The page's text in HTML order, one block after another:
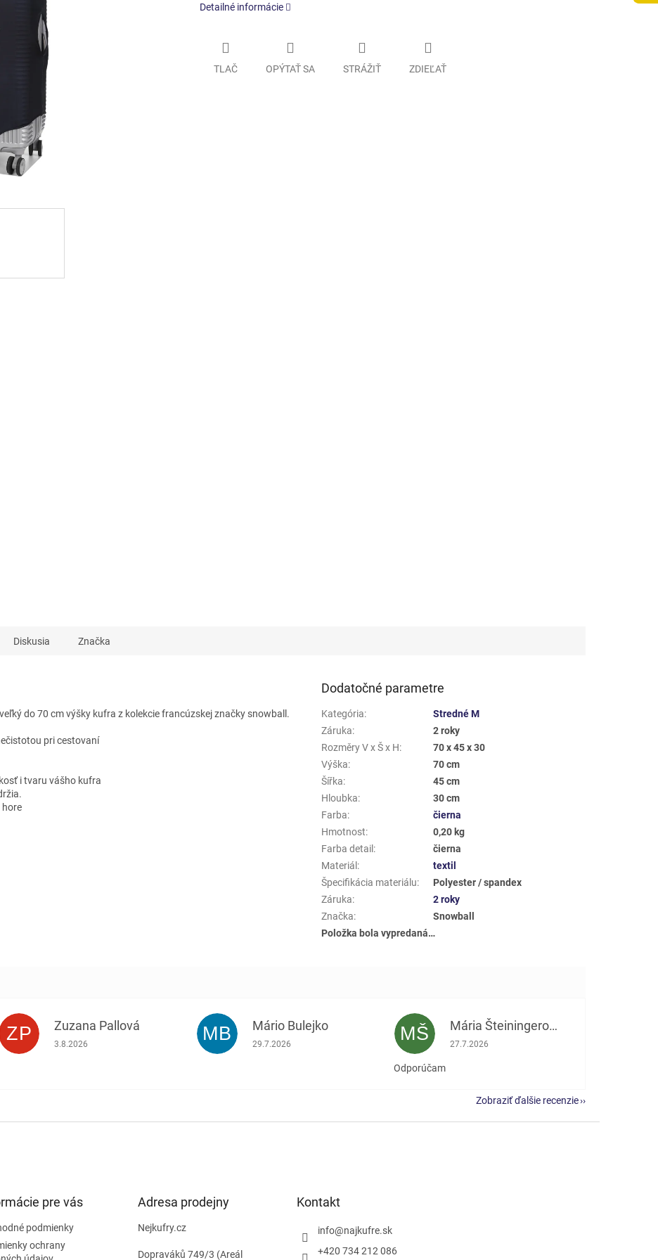
Detailné informácie
TLAČ OPÝTAŤ SA STRÁŽIŤ ZDIEĽAŤ
Diskusia Značka
do 70 cm výšky kufra z kolekcie francúzskej značky snowball.
pri cestovaní
i tvaru vášho kufra
hore
Dodatočné parametre
Kategória:
Stredné M
Záruka:
2 roky
Rozměry V x Š x H:
70 x 45 x 30
Výška:
70 cm
Šířka:
45 cm
Hloubka:
30 cm
Farba:
čierna
Hmotnost:
0,20 kg
Farba detail:
čierna
Materiál:
textil
Špecifikácia materiálu:
Polyester / spandex
Záruka:
2 roky
Značka:
Snowball
Položka bola vypredaná…
ZP Zuzana Pallová
Hodnotenie obchodu je 5 z 5 hviezdičiek.
3.8.2026 MB Mário Bulejko
Hodnotenie obchodu je 5 z 5 hviezdičiek.
29.7.2026 MŠ Mária Šteiningerová
Hodnotenie obchodu je 5 z 5 hviezdičiek.
27.7.2026
Odporúčam
Zobraziť ďalšie recenzie
pre vás
podmienky
ochrany
Adresa prodejny
Nejkufry.cz
Dopraváků 749/3 (Areál
Kontakt
info@najkufre.sk
+420 734 212 086